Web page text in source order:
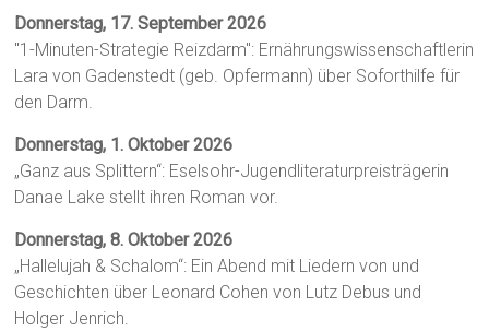
Donnerstag, 17. September 2026
"1-Minuten-Strategie Reizdarm": Ernährungswissenschaftlerin
Lara von Gadenstedt (geb. Opfermann) über Soforthilfe für
den Darm.
Donnerstag, 1. Oktober 2026
„Ganz aus Splittern“: Eselsohr-Jugendliteraturpreisträgerin
Danae Lake stellt ihren Roman vor.
Donnerstag, 8. Oktober 2026
„Hallelujah & Schalom“: Ein Abend mit Liedern von und
Geschichten über Leonard Cohen von Lutz Debus und
Holger Jenrich.